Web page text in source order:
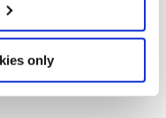
only
financiers de
confié pro
aux
.